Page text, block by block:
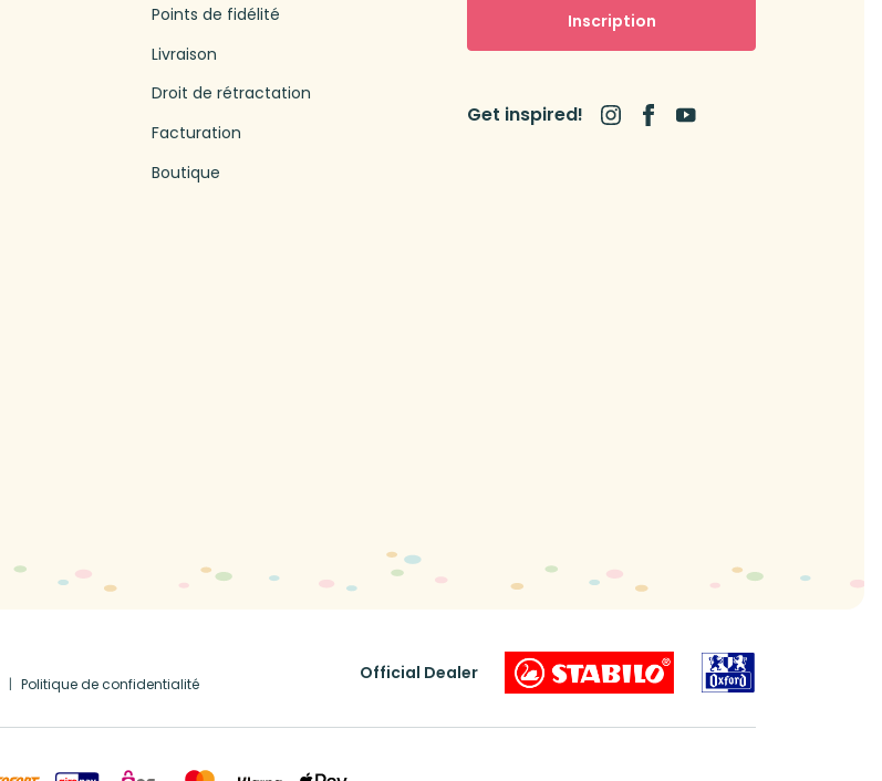
Points de fidélité
Livraison
Droit de rétractation
Facturation
Boutique
Inscription
Get inspired!
Politique de confidentialité
Official Dealer